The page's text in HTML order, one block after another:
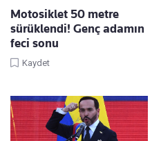
Motosiklet 50 metre
sürüklendi! Genç adamın
feci sonu
Kaydet